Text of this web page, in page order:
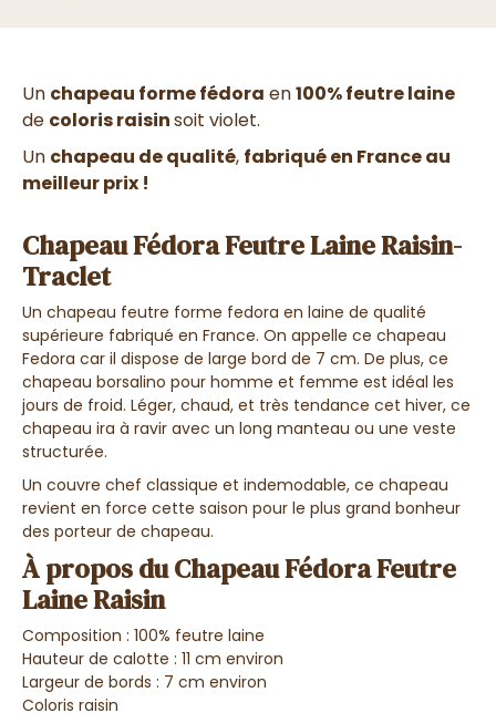
Un chapeau forme fédora en100% feutre laine
de coloris raisinsoit violet.
Un chapeau de qualité, fabriqué en France au
meilleur prix !
Chapeau Fédora Feutre Laine Raisin-
Traclet
Un chapeau feutre forme fedora en laine de qualité
supérieure fabriqué en France. On appelle ce chapeau
Fedora car il dispose de large bord de 7 cm. De plus, ce
chapeau borsalino pour homme et femme est idéal les
jours de froid. Léger, chaud, et très tendance cet hiver, ce
chapeau ira à ravir avec un long manteau ou une veste
structurée.
Un couvre chef classique et indemodable, ce chapeau
revient en force cette saison pour le plus grand bonheur
des porteur de chapeau.
À propos du Chapeau Fédora Feutre
Laine Raisin
Composition : 100% feutre laine
Hauteur de calotte : 11 cm environ
Largeur de bords : 7 cm environ
Coloris raisin